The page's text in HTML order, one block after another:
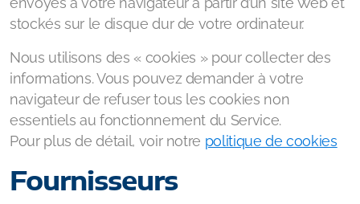
stockés sur le disque dur de votre ordinateur.
Nous utilisons des « cookies » pour collecter des
informations. Vous pouvez demander à votre
navigateur de refuser tous les cookies non
essentiels au fonctionnement du Service.
Pour plus de détail, voir notre politique de cookies
Fournisseurs